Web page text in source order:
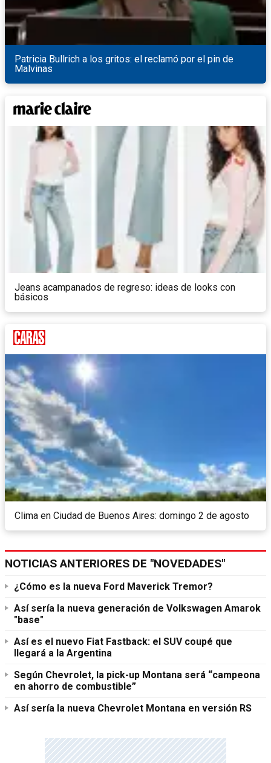
Patricia Bullrich a los gritos: el reclamó por el pin de
Malvinas
Jeans acampanados de regreso: ideas de looks con
básicos
Clima en Ciudad de Buenos Aires: domingo 2 de agosto
NOTICIAS ANTERIORES DE "NOVEDADES"
¿Cómo es la nueva Ford Maverick Tremor?
Así sería la nueva generación de Volkswagen Amarok
"base"
Así es el nuevo Fiat Fastback: el SUV coupé que
llegará a la Argentina
Según Chevrolet, la pick-up Montana será “campeona
en ahorro de combustible”
Así sería la nueva Chevrolet Montana en versión RS